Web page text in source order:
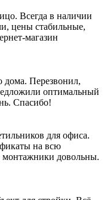
Всегда в наличии
цены стабильные,
магазин
дома. Перезвонил,
оптимальный
Спасибо!
для офиса.
на всю
монтажники довольны.